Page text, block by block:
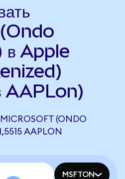
в Apple
AAPLon)
(ONDO
AAPLON
MSFTON